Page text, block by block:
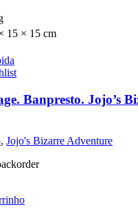
15 × 15 cm
Banpresto. Jojo’s
, Jojo's Bizarre Adventure